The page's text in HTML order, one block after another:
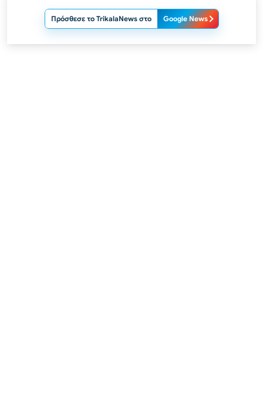
Πρόσθεσε το TrikalaNews στο Google News